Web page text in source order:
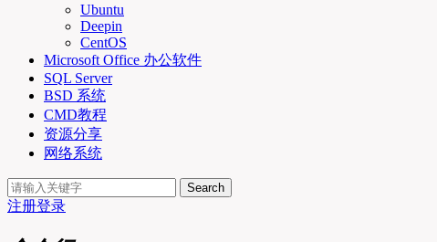
Ubuntu
Deepin
CentOS
Microsoft Office 办公软件
SQL Server
BSD 系统
CMD教程
资源分享
网络系统
Search
注册登录